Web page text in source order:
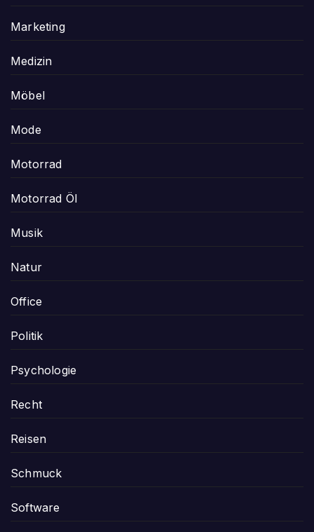
Marketing
Medizin
Möbel
Mode
Motorrad
Motorrad Öl
Musik
Natur
Office
Politik
Psychologie
Recht
Reisen
Schmuck
Software